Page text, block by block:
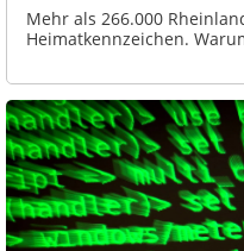
Mehr als 266.000
Heimatkennzeichen.